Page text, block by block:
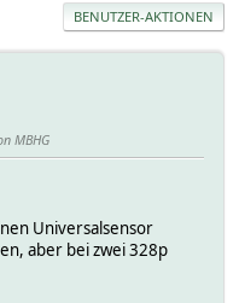
BENUTZER-AKTIONEN
MBHG
Universalsensor
aber bei zwei 328p